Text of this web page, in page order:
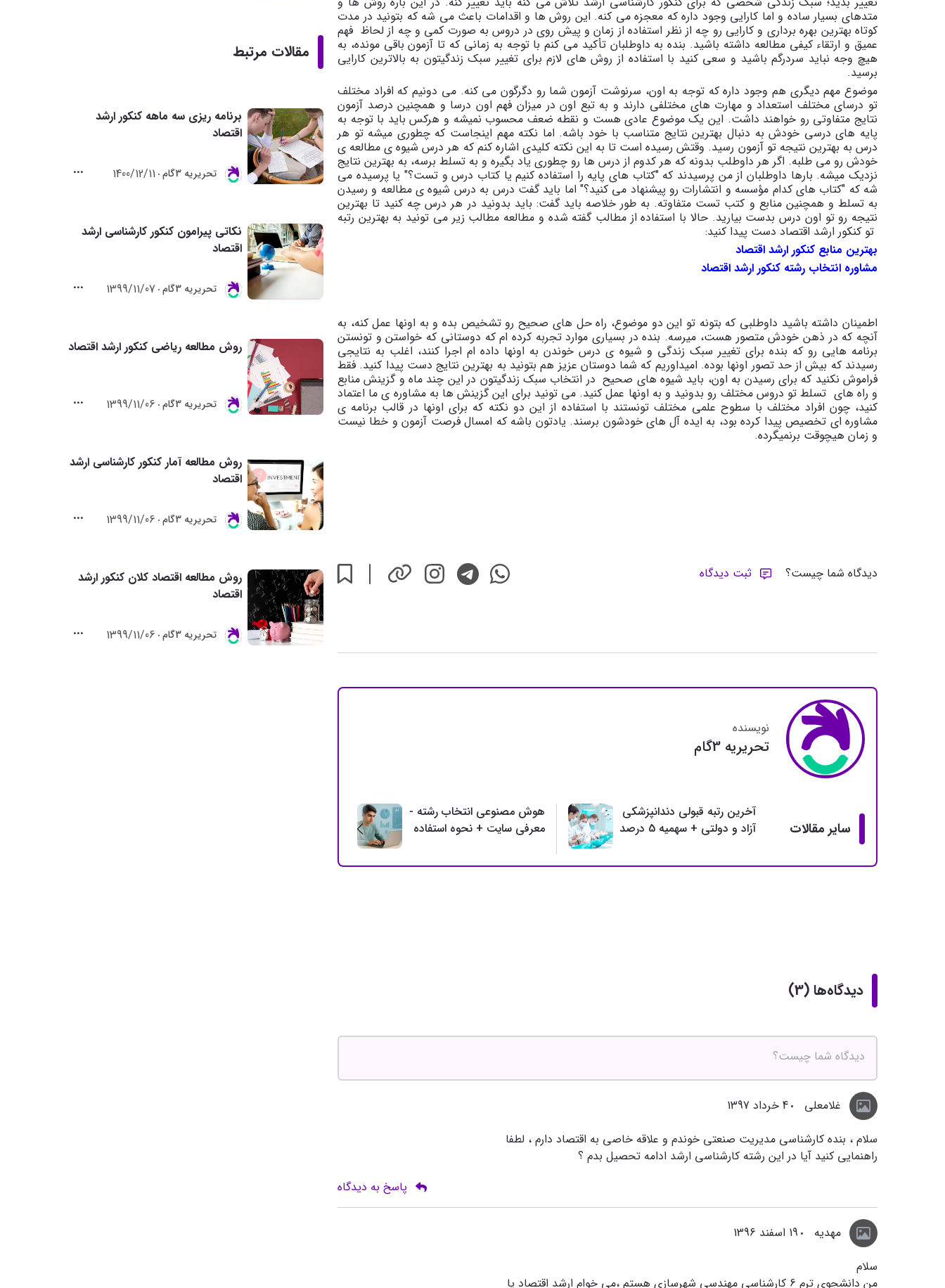
متدهای بسیار ساده و اما کارایی وجود داره که معجزه می کنه. این روش ها و اقدامات باعث می شه که بتونید در مدت
کوتاه بهترین بهره برداری و کارایی رو چه از نظر استفاده از زمان و پیش روی در دروس به صورت کمی و چه از لحاظ فهم
عمیق و ارتقاء کیفی مطالعه داشته باشید. بنده به داوطلبان تأکید می کنم با توجه به زمانی که تا آزمون باقی مونده، به
هیچ وجه نباید سردرگم باشید و سعی کنید با استفاده از روش های لازم برای تغییر سبک زندگیتون به بالاترین کارایی
برسید.
موضوع مهم دیگری هم وجود داره که توجه به اون، سرنوشت آزمون شما رو دگرگون می کنه. می دونیم که افراد مختلف
تو درسای مختلف استعداد و مهارت های مختلفی دارند و به تبع اون در میزان فهم اون درسا و همچنین درصد آزمون
نتایج متفاوتی رو خواهند داشت. این یک موضوع عادی هست و نقطه ضعف محسوب نمیشه و هرکس باید با توجه به
پایه های درسی خودش به دنبال بهترین نتایج متناسب با خود باشه. اما نکته مهم اینجاست که چطوری میشه تو هر
درس به بهترین نتیجه تو آزمون رسید. وقتش رسیده است تا به این نکته کلیدی اشاره کنم که هر درس شیوه ی مطالعه ی
خودش رو می طلبه. اگر هر داوطلب بدونه که هر کدوم از درس ها رو چطوری یاد بگیره و به تسلط برسه، به بهترین نتایج
نزدیک میشه. بارها داوطلبان از من پرسیدند که "کتاب های پایه را استفاده کنیم یا کتاب درس و تست؟" یا پرسیده می
شه که "کتاب های کدام مؤسسه و انتشارات رو پیشنهاد می کنید؟" اما باید گفت درس به درس شیوه ی مطالعه و رسیدن
به تسلط و همچنین منابع و کتب تست متفاوته. به طور خلاصه باید گفت: باید بدونید در هر درس چه کنید تا بهترین
نتیجه رو تو اون درس بدست بیارید. حالا با استفاده از مطالب گفته شده و مطالعه مطالب زیر می تونید به بهترین رتبه
تو کنکور ارشد اقتصاد دست پیدا کنید:
بهترین منابع کنکور ارشد اقتصاد
مشاوره انتخاب رشته کنکور ارشد اقتصاد
اطمینان داشته باشید داوطلبی که بتونه تو این دو موضوع، راه حل های صحیح رو تشخیص بده و به اونها عمل کنه، به
آنچه که در ذهن خودش متصور هست، میرسه. بنده در بسیاری موارد تجربه کرده ام که دوستانی که خواستن و تونستن
برنامه هایی رو که بنده برای تغییر سبک زندگی و شیوه ی درس خوندن به اونها داده ام اجرا کنند، اغلب به نتایجی
رسیدند که بیش از حد تصور اونها بوده. امیداوریم که شما دوستان عزیز هم بتونید به بهترین نتایج دست پیدا کنید. فقط
فراموش نکنید که برای رسیدن به اون، باید شیوه های صحیح در انتخاب سبک زندگیتون در این چند ماه و گزینش منابع
و راه های تسلط تو دروس مختلف رو بدونید و به اونها عمل کنید. می تونید برای این گزینش ها به مشاوره ی ما اعتماد
کنید، چون افراد مختلف با سطوح علمی مختلف تونستند با استفاده از این دو نکته که برای اونها در قالب برنامه ی
مشاوره ای تخصیص پیدا کرده بود، به ایده آل های خودشون برسند. یادتون باشه که امسال فرصت آزمون و خطا نیست
و زمان هیچوقت برنمیگرده.
دیدگاه شما چیست؟ ثبت دیدگاه
نویسنده
تحريريه 3گام
سایر مقالات
آخرین رتبه قبولی دندانپزشکی
آزاد و دولتی + سهمیه 5 درصد
هوش مصنوعی انتخاب رشته -
معرفی سایت + نحوه استفاده
دیدگاه‌ها (3)
غلامعلی
4 خرداد 1397
سلام ، بنده کارشناسی مدیریت صنعتی خوندم و علاقه خاصی به اقتصاد دارم ، لطفا
راهنمایی کنید آیا در این رشته کارشناسی ارشد ادامه تحصیل بدم ؟
پاسخ به دیدگاه
مهدیه
19 اسفند 1396
سلام
من دانشجوی ترم 6 کارشناسی مهندسی شهرسازی هستم ،می خوام ارشد اقتصاد یا
مقالات مرتبط
برنامه ریزی سه ماهه کنکور ارشد
اقتصاد
تحريريه 3گام 1400/12/11
نکاتی پیرامون کنکور کارشناسی ارشد
اقتصاد
تحريريه 3گام 1399/11/07
روش مطالعه ریاضی کنکور ارشد اقتصاد
تحريريه 3گام 1399/11/06
روش مطالعه آمار کنکور کارشناسی ارشد
اقتصاد
تحريريه 3گام 1399/11/06
روش مطالعه اقتصاد کلان کنکور ارشد
اقتصاد
تحريريه 3گام 1399/11/06